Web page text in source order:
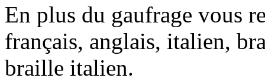
En plus du gaufrage vous
français, anglais, italien,
braille italien.